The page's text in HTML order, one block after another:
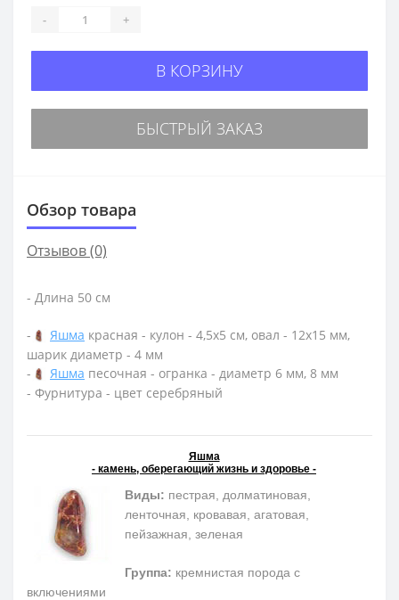
- +
В КОРЗИНУ
БЫСТРЫЙ ЗАКАЗ
Обзор товара
Отзывов (0)
- Длина 50 см
- Яшма красная - кулон - 4,5х5 см, овал - 12х15 мм,
шарик диаметр - 4 мм
-
Яшма песочная - огранка - диаметр 6 мм, 8 мм
- Фурнитура - цвет серебряный
Яшма
- камень, оберегающий жизнь и здоровье -
Виды: пестрая, долматиновая,
ленточная, кровавая, агатовая,
пейзажная, зеленая
Группа: кремнистая порода с
включениями